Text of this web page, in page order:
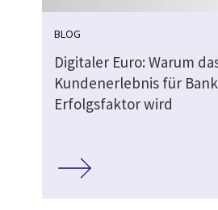
BLOG
Digitaler Euro: Warum
Kundenerlebnis für
Erfolgsfaktor wird